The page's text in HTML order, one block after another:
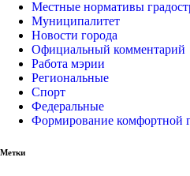
Местные нормативы
Муниципалитет
Новости города
Официальный комментарий
Работа мэрии
Региональные
Спорт
Федеральные
Формирование комфортной
Метки